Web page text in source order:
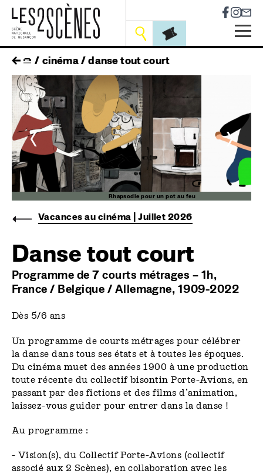
Skip
main
navigation
Outils
fil
d'ariane
cinéma danse tout court
<
Rhapsodie pour un pot au feu
>
Vacances au cinéma | Juillet 2026
Danse tout court
Programme de 7 courts métrages – 1h,
France / Belgique / Allemagne, 1909-2022
Dès 5/6 ans
Un programme de courts métrages pour célébrer
la danse dans tous ses états et à toutes les époques.
Du cinéma muet des années 1900 à une production
toute récente du collectif bisontin Porte-Avions, en
passant par des fictions et des films d’animation,
laissez-vous guider pour entrer dans la danse !
Au programme :
- Vision(s), du Collectif Porte-Avions (collectif
associé aux 2 Scènes), en collaboration avec les